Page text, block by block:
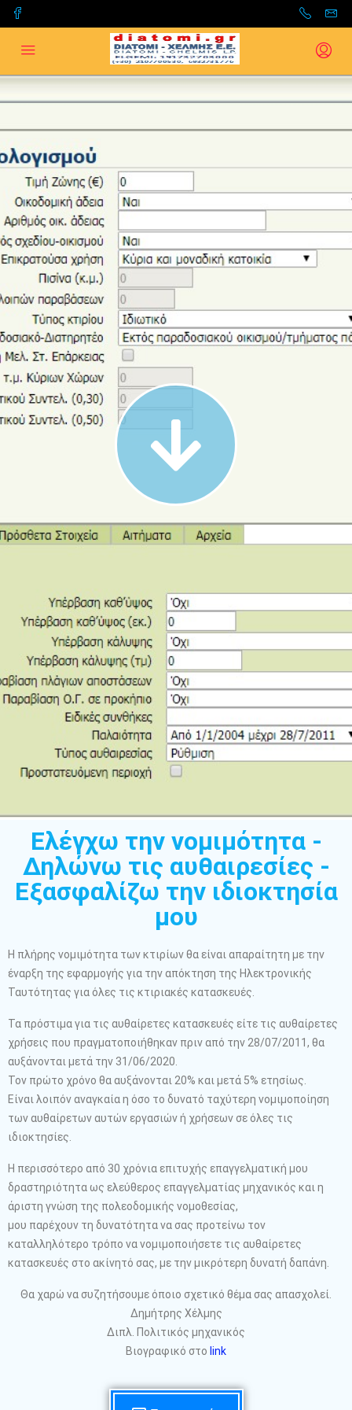
Ελέγχω την νομιμότητα -
Δηλώνω τις αυθαιρεσίες -
Εξασφαλίζω την ιδιοκτησία
μου
Η πλήρης νομιμότητα των κτιρίων θα είναι απαραίτητη με την
έναρξη της εφαρμογής για την απόκτηση της Ηλεκτρονικής
Ταυτότητας για όλες τις κτιριακές κατασκευές.
Τα πρόστιμα για τις αυθαίρετες κατασκευές είτε τις αυθαίρετες
χρήσεις που πραγματοποιήθηκαν πριν από την 28/07/2011, θα
αυξάνονται μετά την 31/06/2020.
Τον πρώτο χρόνο θα αυξάνονται 20% και μετά 5% ετησίως.
Είναι λοιπόν αναγκαία η όσο το δυνατό ταχύτερη νομιμοποίηση
των αυθαίρετων αυτών εργασιών ή χρήσεων σε όλες τις
ιδιοκτησίες.
Η περισσότερο από 30 χρόνια επιτυχής επαγγελματική μου
δραστηριότητα ως ελεύθερος επαγγελματίας μηχανικός και η
άριστη γνώση της πολεοδομικής νομοθεσίας,
μου παρέχουν τη δυνατότητα να σας προτείνω τον
καταλληλότερο τρόπο να νομιμοποιήσετε τις αυθαίρετες
κατασκευές στο ακίνητό σας, με την μικρότερη δυνατή δαπάνη.
Θα χαρώ να συζητήσουμε όποιο σχετικό θέμα σας απασχολεί.
Δημήτρης Χέλμης
Διπλ. Πολιτικός μηχανικός
Βιογραφικό στο link